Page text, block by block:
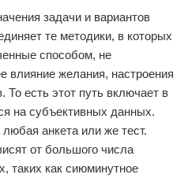
задачи и вариантов
те методики, в которых
способом, не
желания, настроения
есть этот путь включает в
на субъективных данных.
анкета или же тест.
от большого числа
таких как сиюминутное